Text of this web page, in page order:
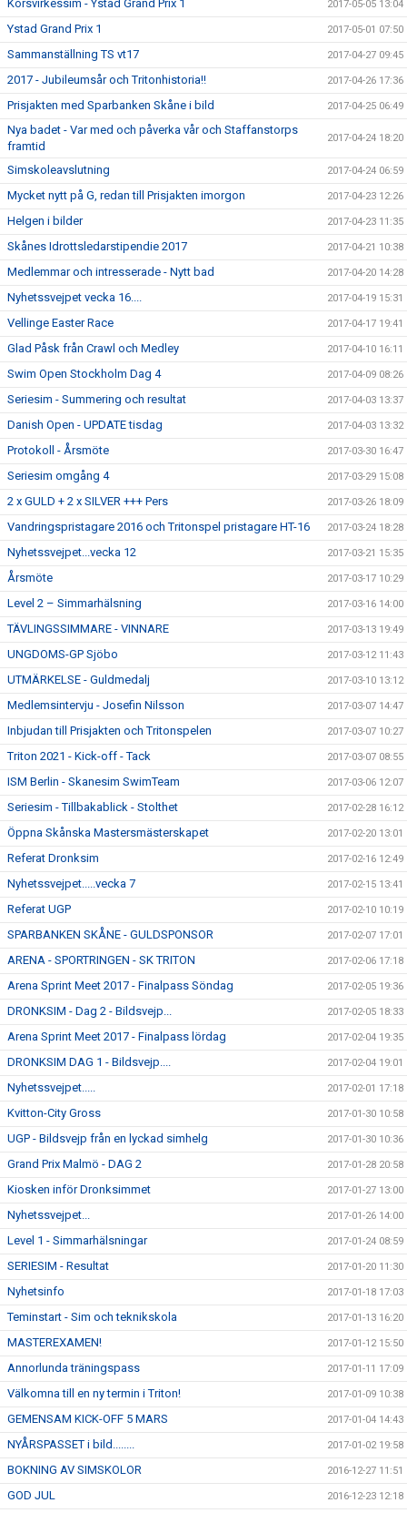
Korsvirkessim - Ystad Grand Prix 1 2017-05-05 13:04
Ystad Grand Prix 1 2017-05-01 07:50
Sammanställning TS vt17 2017-04-27 09:45
2017 - Jubileumsår och Tritonhistoria!! 2017-04-26 17:36
Prisjakten med Sparbanken Skåne i bild 2017-04-25 06:49
Nya badet - Var med och påverka vår och Staffanstorps
framtid
2017-04-24 18:20
Simskoleavslutning 2017-04-24 06:59
Mycket nytt på G, redan till Prisjakten imorgon 2017-04-23 12:26
Helgen i bilder 2017-04-23 11:35
Skånes Idrottsledarstipendie 2017 2017-04-21 10:38
Medlemmar och intresserade - Nytt bad 2017-04-20 14:28
Nyhetssvejpet vecka 16.... 2017-04-19 15:31
Vellinge Easter Race 2017-04-17 19:41
Glad Påsk från Crawl och Medley 2017-04-10 16:11
Swim Open Stockholm Dag 4 2017-04-09 08:26
Seriesim - Summering och resultat 2017-04-03 13:37
Danish Open - UPDATE tisdag 2017-04-03 13:32
Protokoll - Årsmöte 2017-03-30 16:47
Seriesim omgång 4 2017-03-29 15:08
2 x GULD + 2 x SILVER +++ Pers 2017-03-26 18:09
Vandringspristagare 2016 och Tritonspel pristagare HT-16 2017-03-24 18:28
Nyhetssvejpet...vecka 12 2017-03-21 15:35
Årsmöte 2017-03-17 10:29
Level 2 – Simmarhälsning 2017-03-16 14:00
TÄVLINGSSIMMARE - VINNARE 2017-03-13 19:49
UNGDOMS-GP Sjöbo 2017-03-12 11:43
UTMÄRKELSE - Guldmedalj 2017-03-10 13:12
Medlemsintervju - Josefin Nilsson 2017-03-07 14:47
Inbjudan till Prisjakten och Tritonspelen 2017-03-07 10:27
Triton 2021 - Kick-off - Tack 2017-03-07 08:55
ISM Berlin - Skanesim SwimTeam 2017-03-06 12:07
Seriesim - Tillbakablick - Stolthet 2017-02-28 16:12
Öppna Skånska Mastersmästerskapet 2017-02-20 13:01
Referat Dronksim 2017-02-16 12:49
Nyhetssvejpet.....vecka 7 2017-02-15 13:41
Referat UGP 2017-02-10 10:19
SPARBANKEN SKÅNE - GULDSPONSOR 2017-02-07 17:01
ARENA - SPORTRINGEN - SK TRITON 2017-02-06 17:18
Arena Sprint Meet 2017 - Finalpass Söndag 2017-02-05 19:36
DRONKSIM - Dag 2 - Bildsvejp... 2017-02-05 18:33
Arena Sprint Meet 2017 - Finalpass lördag 2017-02-04 19:35
DRONKSIM DAG 1 - Bildsvejp.... 2017-02-04 19:01
Nyhetssvejpet..... 2017-02-01 17:18
Kvitton-City Gross 2017-01-30 10:58
UGP - Bildsvejp från en lyckad simhelg 2017-01-30 10:36
Grand Prix Malmö - DAG 2 2017-01-28 20:58
Kiosken inför Dronksimmet 2017-01-27 13:00
Nyhetssvejpet... 2017-01-26 14:00
Level 1 - Simmarhälsningar 2017-01-24 08:59
SERIESIM - Resultat 2017-01-20 11:30
Nyhetsinfo 2017-01-18 17:03
Teminstart - Sim och teknikskola 2017-01-13 16:20
MASTEREXAMEN! 2017-01-12 15:50
Annorlunda träningspass 2017-01-11 17:09
Välkomna till en ny termin i Triton! 2017-01-09 10:38
GEMENSAM KICK-OFF 5 MARS 2017-01-04 14:43
NYÅRSPASSET i bild........ 2017-01-02 19:58
BOKNING AV SIMSKOLOR 2016-12-27 11:51
GOD JUL 2016-12-23 12:18